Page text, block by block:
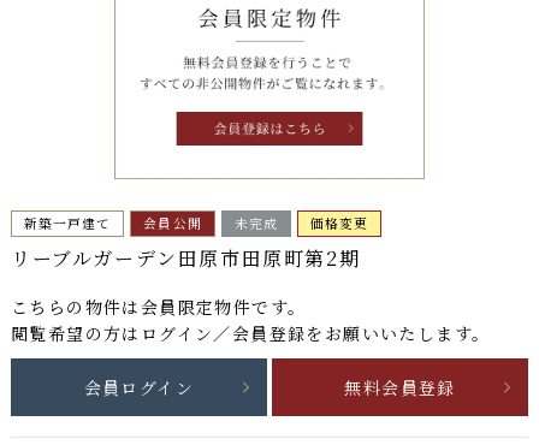
新築一戸建て 会員公開 未完成 価格変更
リーブルガーデン田原市田原町第2期
こちらの物件は 会員限定物件です。
閲覧希望の方はログイン／会員登録をお願いいたします。
会員ログイン 無料会員登録